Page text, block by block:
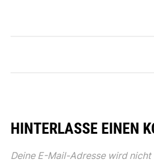
HINTERLASSE EINEN
Deine E-Mail-Adresse wird